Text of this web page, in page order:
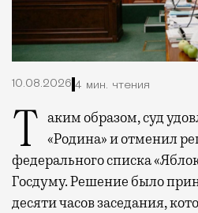
10.08.2026 4 мин. чтения
Таким образом, суд удовлетворил иск партии «Родина» и отменил
федерального списка
Госдуму. Решение было
десяти часов заседания,